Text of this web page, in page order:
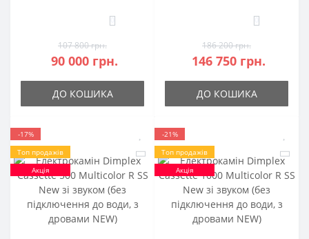
0
107 800 грн.
90 000 грн.
ДО КОШИКА
0
186 200 грн.
146 750 грн.
ДО КОШИКА
-17%
Топ продажів
Акція
-21%
Топ продажів
Акція